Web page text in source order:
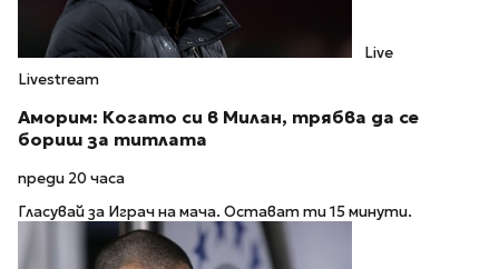
Live
Livestream
Аморим: Когато си в Милан, трябва да се
бориш за титлата
преди 20 часа
Гласувай за Играч на мача. Остават ти 15 минути.